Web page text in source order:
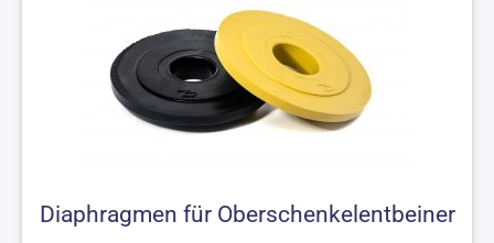
Diaphragmen für Oberschenkelentbeiner